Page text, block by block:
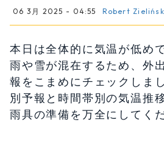
06 3月 2025 - 04:55 Robert
本日は全体的に気温が低め
雨や雪が混在するため、外
報をこまめにチェックしま
別予報と時間帯別の気温推
雨具の準備を万全にしてく